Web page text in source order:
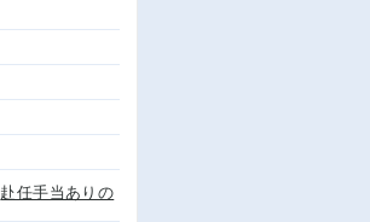
赴任手当ありの